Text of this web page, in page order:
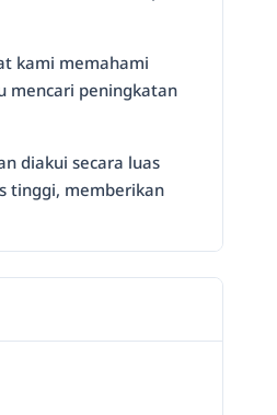
kami memahami
mencari peningkatan
diakui secara luas
tinggi, memberikan